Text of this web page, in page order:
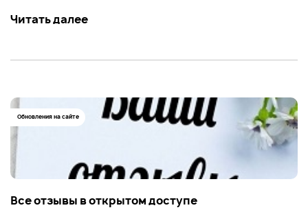
Читать далее
Обновления на сайте
Все отзывы в открытом доступе